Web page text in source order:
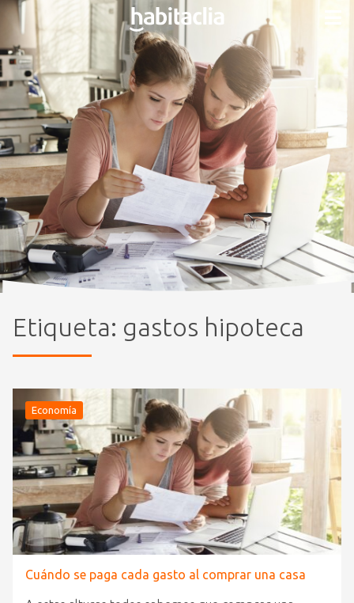
Etiqueta: gastos hipoteca
Economía
Cuándo se paga cada gasto al comprar una casa